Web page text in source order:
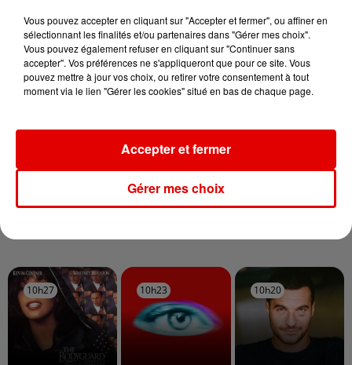
7 août 2026
Ardennes - Woinic, le plus grand sanglier du
monde, fête ses 18 ans
TITRES DIFFUSÉS
10h27
10h27 10h23
10h23 10h20
10h20
Vous pouvez accepter en cliquant sur "Accepter et fermer", ou affiner en
sélectionnant les finalités et/ou partenaires dans "Gérer mes choix".
Vous pouvez également refuser en cliquant sur "Continuer sans
accepter". Vos préférences ne s'appliqueront que pour ce site. Vous
pouvez mettre à jour vos choix, ou retirer votre consentement à tout
moment via le lien "Gérer les cookies" situé en bas de chaque page.
Gérer mes choix
Accepter et fermer